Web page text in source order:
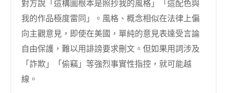
對方說「這構圖根本是照抄我的風格」「這配色與
我的作品極度雷同」。風格、概念相似在法律上偏
向主觀意見，即使在美國，單純的意見表達受言論
自由保護，難以用誹謗要求刪文。但如果用詞涉及
「詐欺」「偷竊」等強烈事實性指控，就可能越
線。